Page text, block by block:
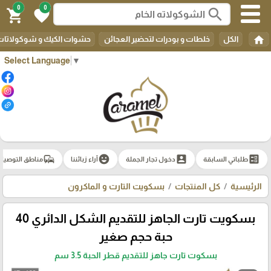
Select Language ▼
search
0
favorite
0
shopping_cart
home الكل خلطات و بودرات لتحضير العجائن حشوات الكيك و
ballotطلباتي السابقة account_box دخول تجار الجملة emoji_emotionsآراء زبائننا commuteمناطق
الرئيسية كل المنتجات بسكويت التارت و الماكرون
بسكويت تارت الجاهز للتقديم الشكل الدائري 40
حبة حجم صغير
بسكوت تارت جاهز للتقديم قطر الحبة 3.5 سم